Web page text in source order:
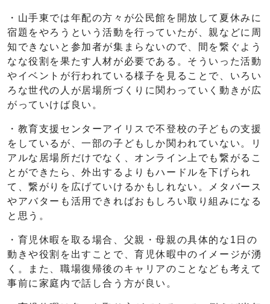
・山手東では年配の方々が公民館を開放して夏休みに
宿題をやろうという活動を行っていたが、親などに周
知できないと参加者が集まらないので、間を繋ぐよう
なな役割を果たす人材が必要である。そういった活動
やイベントが行われている様子を見ることで、いろい
ろな世代の人が居場所づくりに関わっていく動きが広
がっていけば良い。
・教育支援センターアイリスで不登校の子どもの支援
をしているが、一部の子どもしか関われていない。リ
アルな居場所だけでなく、オンライン上でも繋がるこ
とができたら、外出するよりもハードルを下げられ
て、繋がりを広げていけるかもしれない。メタバース
やアバターも活用できればおもしろい取り組みになる
と思う。
・育児休暇を取る場合、父親・母親の具体的な1日の
動きや役割を出すことで、育児休暇中のイメージが湧
く。また、職場復帰後のキャリアのことなども考えて
事前に家庭内で話し合う方が良い。